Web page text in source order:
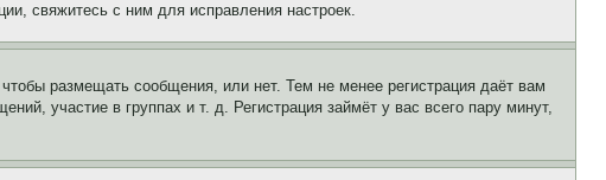
свяжитесь с ним для исправления настроек.
размещать сообщения, или нет. Тем не менее регистрация даёт вам
участие в группах и т. д. Регистрация займёт у вас всего пару минут,